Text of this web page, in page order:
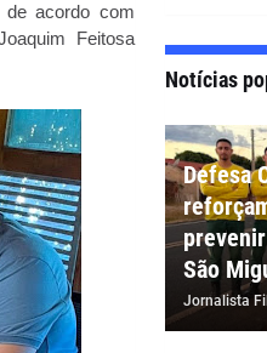
de acordo com
Feitosa
Notícias
Defesa
São
Jornalista